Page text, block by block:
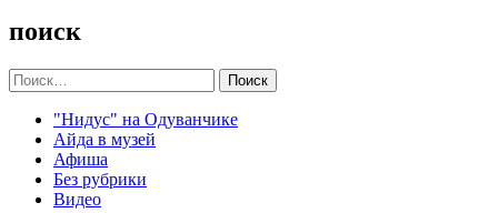
поиск
Найти:
"Нидус" на Одуванчике
Айда в музей
Афиша
Без рубрики
Видео